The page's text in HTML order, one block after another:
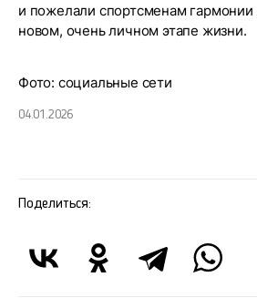
и пожелали спортсменам гармонии
новом, очень личном этапе жизни.
Фото: социальные сети
04.01.2026
Поделиться: